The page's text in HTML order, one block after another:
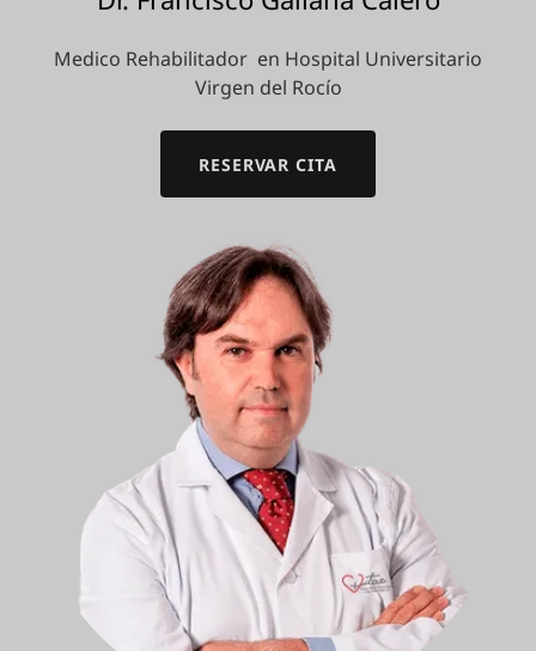
Medico Rehabilitador en Hospital Universitario
Virgen del Rocío
RESERVAR CITA